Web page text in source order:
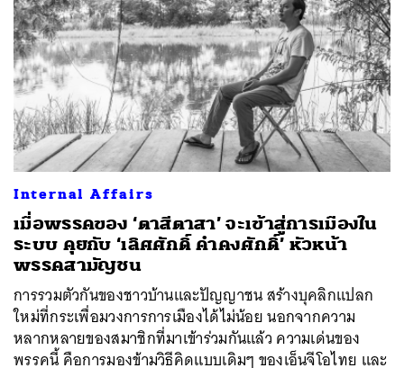
Internal Affairs
เมื่อพรรคของ ‘ตาสีตาสา’ จะเข้าสู่การเมืองใน
ระบบ คุยกับ ‘เลิศศักดิ์ คำคงศักดิ์’ หัวหน้า
พรรคสามัญชน
การรวมตัวกันของชาวบ้านและปัญญาชน สร้างบุคลิกแปลก
ใหม่ที่กระเพื่อมวงการการเมืองได้ไม่น้อย นอกจากความ
หลากหลายของสมาชิกที่มาเข้าร่วมกันแล้ว ความเด่นของ
พรรคนี้ คือการมองข้ามวิธีคิดแบบเดิมๆ ของเอ็นจีโอไทย และ